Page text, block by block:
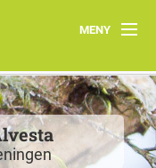
MENY
Program
Grupper
Projekt